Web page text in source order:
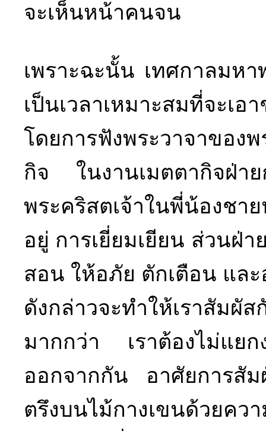
จะเห็นหน้าคนจน
เพราะฉะนั้น เทศกาลมห
เป็นเวลาเหมาะสมที่จะเอ
โดยการฟังพระวาจาของ
กิจ ในงานเมตตากิจฝ่าย
พระคริสตเจ้าในพี่น้องช
อยู่ การเยี่ยมเยียน ส่วนฝ่
สอน ให้อภัย ตักเตือน แล
ดังกล่าวจะทำให้เราสัมผั
มากกว่า เราต้องไม่แยก
ออกจากกัน อาศัยการสัม
ตรึงบนไม้กางเขนด้วยค